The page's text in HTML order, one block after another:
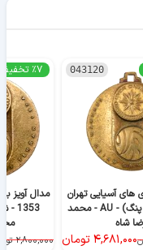
043120
های آسیایی تهران
1353 (پینگ پنگ) - AU - محمد
شاه
۴,۶۸۱,۰۰۰تومان
مدال آویز
٪۷ تخفیف
۲,۸۰۰,۰۰۰